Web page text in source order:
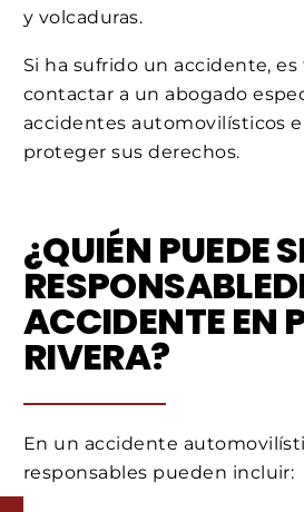
y volcaduras.
Si ha sufrido un accidente,
contactar a un abogado
accidentes automovilísticos
proteger sus derechos.
¿QUIÉN PUEDE
ACCIDENTE EN
RIVERA?
En un accidente
responsables pueden incluir: